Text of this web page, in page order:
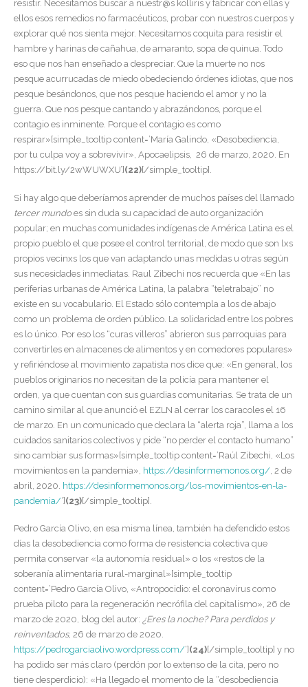
resistir. Necesitamos buscar a nuestr@s kolliris y fabricar con ellas y
ellos esos remedios no farmacéuticos, probar con nuestros cuerpos y
explorar qué nos sienta mejor. Necesitamos coquita para resistir el
hambre y harinas de cañahua, de amaranto, sopa de quinua. Todo
eso que nos han enseñado a despreciar. Que la muerte no nos
pesque acurrucadas de miedo obedeciendo órdenes idiotas, que nos
pesque besándonos, que nos pesque haciendo el amor y no la
guerra. Que nos pesque cantando y abrazándonos, porque el
contagio es inminente. Porque el contagio es como
respirar»[simple_tooltip content=’María Galindo, «Desobediencia,
por tu culpa voy a sobrevivir», Apocaelipsis, 26 de marzo, 2020. En
https://bit.ly/2wWUWXU’] (22)[/simple_tooltip].
Si hay algo que deberíamos aprender de muchos países del llamado
tercer mundo es sin duda su capacidad de auto organización
popular; en muchas comunidades indígenas de América Latina es el
propio pueblo el que posee el control territorial, de modo que son lxs
propios vecinxs los que van adaptando unas medidas u otras según
sus necesidades inmediatas. Raul Zibechi nos recuerda que «En las
periferias urbanas de América Latina, la palabra “teletrabajo” no
existe en su vocabulario. El Estado sólo contempla a los de abajo
como un problema de orden público. La solidaridad entre los pobres
es lo único. Por eso los “curas villeros” abrieron sus parroquias para
convertirles en almacenes de alimentos y en comedores populares»
y refiriéndose al movimiento zapatista nos dice que: «En general, los
pueblos originarios no necesitan de la policía para mantener el
orden, ya que cuentan con sus guardias comunitarias. Se trata de un
camino similar al que anunció el EZLN al cerrar los caracoles el 16
de marzo. En un comunicado que declara la “alerta roja”, llama a los
cuidados sanitarios colectivos y pide “no perder el contacto humano”
sino cambiar sus formas»[simple_tooltip content=’Raúl Zibechi, «Los
movimientos en la pandemia», https://desinformemonos.org/ , 2 de
abril, 2020. https://desinformemonos.org/los-movimientos-en-la-
pandemia/‘](23)[/simple_tooltip]
Pedro García Olivo, en esa misma línea, también ha defendido estos
días la desobediencia como forma de resistencia colectiva que
permita conservar «la autonomía residual» o los «restos de la
soberanía alimentaria rural-marginal»[simple_tooltip
content=’Pedro García Olivo, «Antropocidio: el coronavirus como
prueba piloto para la regeneración necrófila del capitalismo», 26 de
marzo de 2020, blog del autor: ¿Eres la noche? Para perdidos y
reinventados, 26 de marzo de 2020.
https://pedrogarciaolivo.wordpress.com/‘] (24)[/simple_tooltip] y no
ha podido ser más claro (perdón por lo extenso de la cita, pero no
tiene desperdicio): «Ha llegado el momento de la “desobediencia